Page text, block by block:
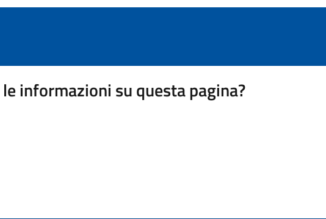
informazioni su questa pagina?